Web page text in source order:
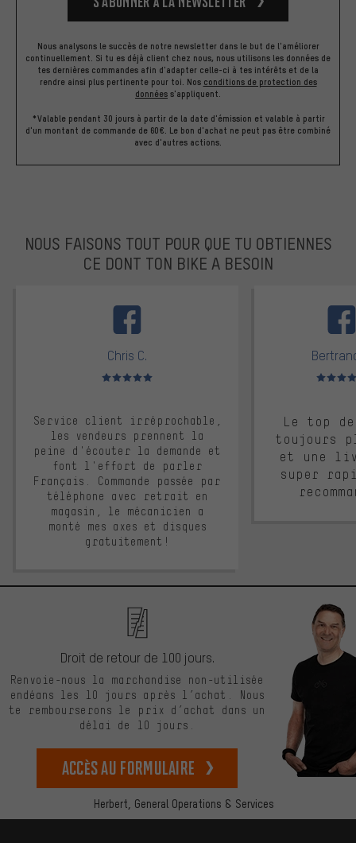
Nous analysons le succès de notre newsletter dans le but de l'améliorer
continuellement. Si tu es déjà client chez nous, nous utilisons les données de
tes dernières commandes afin d'adapter celle-ci à tes intérêts et de la
rendre ainsi plus pertinente pour toi. Nos conditions de protection des
données s'appliquent.
*Valable pendant 30 jours à partir de la date d'émission et valable à partir
d'un montant de commande de 60€. Le bon d'achat ne peut pas être combiné
avec d'autres actions.
NOUS FAISONS TOUT POUR QUE TU OBTIENNES
CE DONT TON BIKE A BESOIN
Chris C.
Note moyenne : 5 sur 5
Service client irréprochable,
les vendeurs prennent la
peine d'écouter la demande et
font l'effort de parler
Français. Commande passée par
téléphone avec retrait en
magasin, le mécanicien a
monté mes axes et disques
gratuitement!
Note
Le top
toujours
et une
super
Herbert, General Operations & Services
Droit de retour de 100 jours.
Renvoie-nous la marchandise non-utilisée
endéans les 10 jours après l’achat. Nous
te rembourserons le prix d’achat dans un
délai de 10 jours.
Accès au formulaire